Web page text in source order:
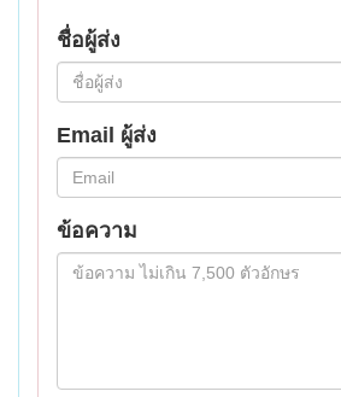
ชื่อผู้ส่ง
Email ผู้ส่ง
ข้อความ